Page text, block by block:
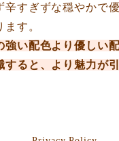
辛すぎずな穏やかで
す。
強い配色より優しい
すると、より魅力が